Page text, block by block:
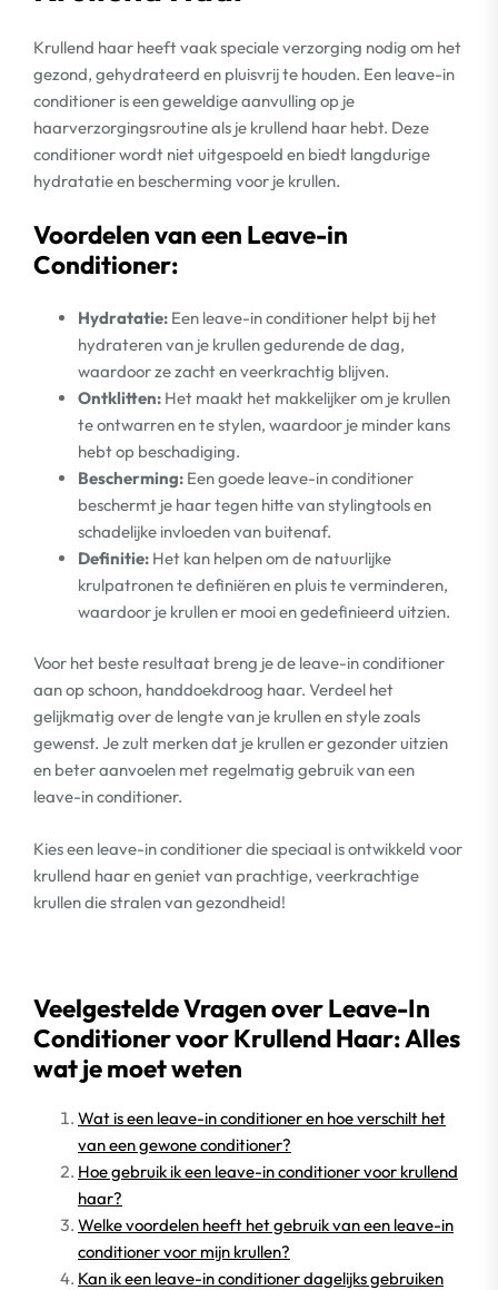
Krullend haar heeft vaak speciale verzorging nodig om het
gezond, gehydrateerd en pluisvrij te houden. Een leave-in
conditioner is een geweldige aanvulling op je
haarverzorgingsroutine als je krullend haar hebt. Deze
conditioner wordt niet uitgespoeld en biedt langdurige
hydratatie en bescherming voor je krullen.
Voordelen van een Leave-in
Conditioner:
Hydratatie: Een leave-in conditioner helpt bij het
hydrateren van je krullen gedurende de dag,
waardoor ze zacht en veerkrachtig blijven.
Ontklitten: Het maakt het makkelijker om je krullen
te ontwarren en te stylen, waardoor je minder kans
hebt op beschadiging.
Bescherming: Een goede leave-in conditioner
beschermt je haar tegen hitte van stylingtools en
schadelijke invloeden van buitenaf.
Definitie: Het kan helpen om de natuurlijke
krulpatronen te definiëren en pluis te verminderen,
waardoor je krullen er mooi en gedefinieerd uitzien.
Voor het beste resultaat breng je de leave-in conditioner
aan op schoon, handdoekdroog haar. Verdeel het
gelijkmatig over de lengte van je krullen en style zoals
gewenst. Je zult merken dat je krullen er gezonder uitzien
en beter aanvoelen met regelmatig gebruik van een
leave-in conditioner.
Kies een leave-in conditioner die speciaal is ontwikkeld voor
krullend haar en geniet van prachtige, veerkrachtige
krullen die stralen van gezondheid!
Veelgestelde Vragen over Leave-In
Conditioner voor Krullend Haar: Alles
wat je moet weten
Wat is een leave-in conditioner en hoe verschilt het
van een gewone conditioner?
Hoe gebruik ik een leave-in conditioner voor krullend
haar?
Welke voordelen heeft het gebruik van een leave-in
conditioner voor mijn krullen?
Kan ik een leave-in conditioner dagelijks gebruiken